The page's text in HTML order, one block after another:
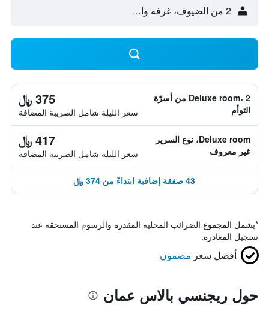
2 من الضيوف، غرفة واحدة
Deluxe room، 2 من أسرّة
التوأم
375 ﷼
سعر الليلة شامل الصريبة المضافة
Deluxe room، نوع السرير
غير معروف
417 ﷼
سعر الليلة شامل الصريبة المضافة
43 صفقة إضافية ابتداءً من 374 ﷼
*يشمل المجموع الضرائب المحلية المقدرة والرسوم المستحقة عند
تسجيل المغادرة.
أفضل سعر مضمون
حول ريجنسي بالاس عمان